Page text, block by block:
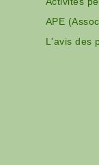
APE
L'avis des